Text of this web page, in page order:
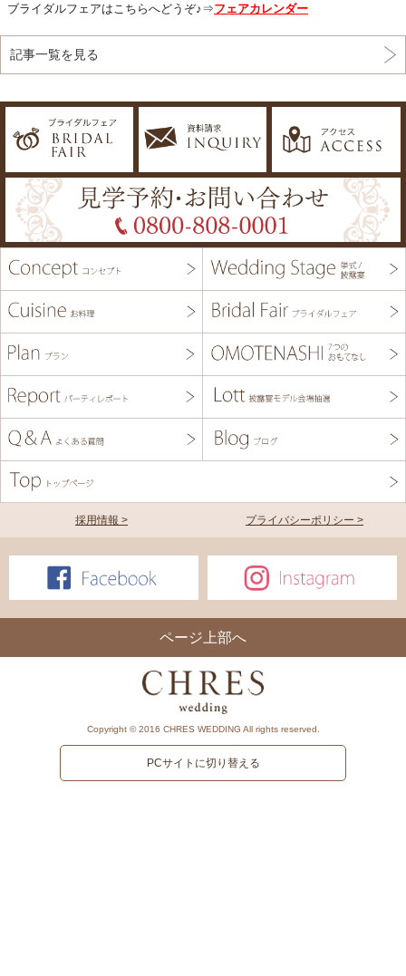
ブライダルフェアはこちらへどうぞ♪⇒フェアカレンダー
記事一覧を見る
採用情報 > プライバシーポリシー >
ページ上部へ
Copyright © 2016 CHRES WEDDING All rights reserved.
PCサイトに切り替える